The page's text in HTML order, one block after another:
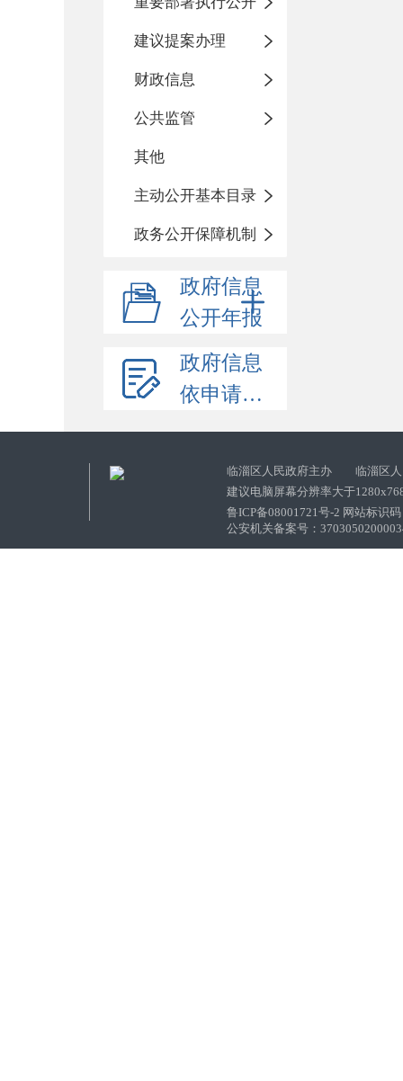
建议提案办理
财政信息
公共监管
其他
主动公开基本目录
政务公开保障机制
政府信息
公开年报
政府信息
依申请公开
临淄区人民政府主办 临淄区人
建议电脑屏幕分辨率大于
鲁ICP备08001721号-2 网站标识
公安机关备案号：